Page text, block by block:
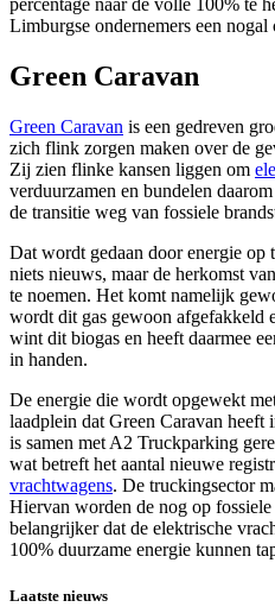
percentage naar de volle 100% te
Limburgse ondernemers een nogal
Green Caravan
Green Caravan is een gedreven
zich flink zorgen maken over de
Zij zien flinke kansen liggen om
verduurzamen en bundelen
de transitie weg van fossiele
Dat wordt gedaan door energie op
niets nieuws, maar de herkomst
te noemen. Het komt namelijk
wordt dit gas gewoon afgefakkeld
wint dit biogas en heeft daarmee
in handen.
De energie die wordt opgewekt
laadplein dat Green Caravan
is samen met A2 Truckparking
wat betreft het aantal nieuwe
vrachtwagens. De truckingsector
Hiervan worden de nog op
belangrijker dat de elektrische
100% duurzame energie kunnen
Laatste nieuws